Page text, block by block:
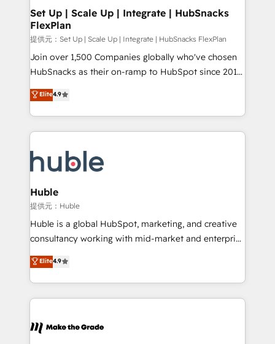
Award 🏆2020 Elite Solutions Partner 🏆2019
Integrations HubSpot Impact Award 🏆2019
Marketing Enablement HubSpot Impact Award 🏆
2018 Website Design HubSpot Impact Award 🏆2017
Website Design HubSpot Impact Award 🏆2016
Sales Enablement HubSpot Impact Award 🏆2015
Growth-Driven Design Agency of the Year 🏆2015
COS Design Award 🏆2013 HubSpot Marketplace
Provider of the Year 🏆2011 Became a HubSpot
Partner 📆Founded in 1997
Set Up | Scale Up | Integrate | HubSnacks
FlexPlan
提供元：Set Up | Scale Up | Integrate | HubSnacks FlexPlan
Join over 1,500 Companies globally who've chosen
HubSnacks as their on-ramp to HubSpot since 2014
Simple pay-as-you-go plans that accelerate value...
1️⃣ Set Up | Onboarding New or Check-fixing existing
HubSpot portals 2️⃣ Scale Up | 100% HubSpot Task
Execution... Global 24/7 ... All Experts 3️⃣ Integrate |
Slash months from your API Integration project... ⬅️
Click "Contact Business" ⬅️ to access 150+ Kickstart
Integration templates that put HubSpot in the center
of your tech stack, syncing... 🛍️ Shopify or
WooCommerce 💲 Stripe or Paypal 💰 Sage or
Netsuite 🤖 Google or Microsoft ✍️ DocuSign or
the rare Advanced "Custom Integrations"
Accreditation, securely sync data across... 🔄 any
new HubSpot portal with Advanced Website and
CRM Migrations using our in-house "HubScrub" Tool.
Elite4.9
Huble
提供元：Huble
Huble is a global HubSpot, marketing, and creative
consultancy working with mid-market and enterprise
businesses. We go beyond implementation, shaping
the strategy, processes, and teams that turn
HubSpot into a genuine growth engine. Named
HubSpot's Global Partner of the Year in 2024,
worldwide, and with over 15 years in the ecosystem,
Elite4.9